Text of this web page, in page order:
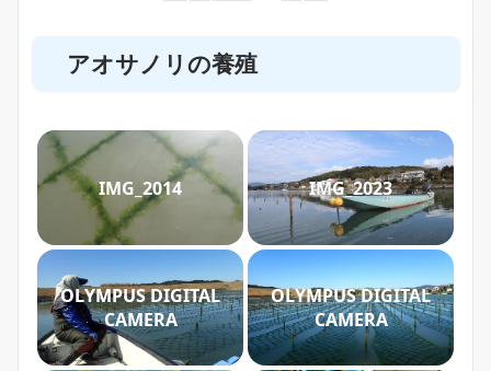
アオサノリの養殖
IMG_2014 IMG_2023
OLYMPUS DIGITAL
CAMERA
OLYMPUS DIGITAL
CAMERA